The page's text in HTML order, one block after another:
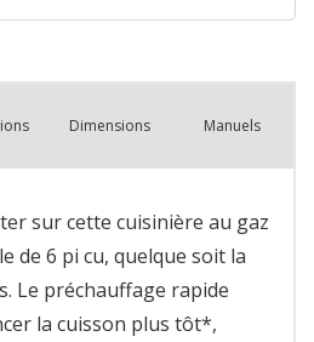
Dimensions Manuels
sur cette cuisinière au gaz
de 6 pi cu, quelque soit la
Le préchauffage rapide
la cuisson plus tôt*,